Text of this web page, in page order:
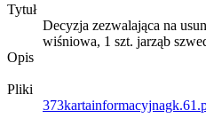
Tytuł
Decyzja zezwalająca na
wiśniowa, 1 szt. jarząb
Opis
Pliki